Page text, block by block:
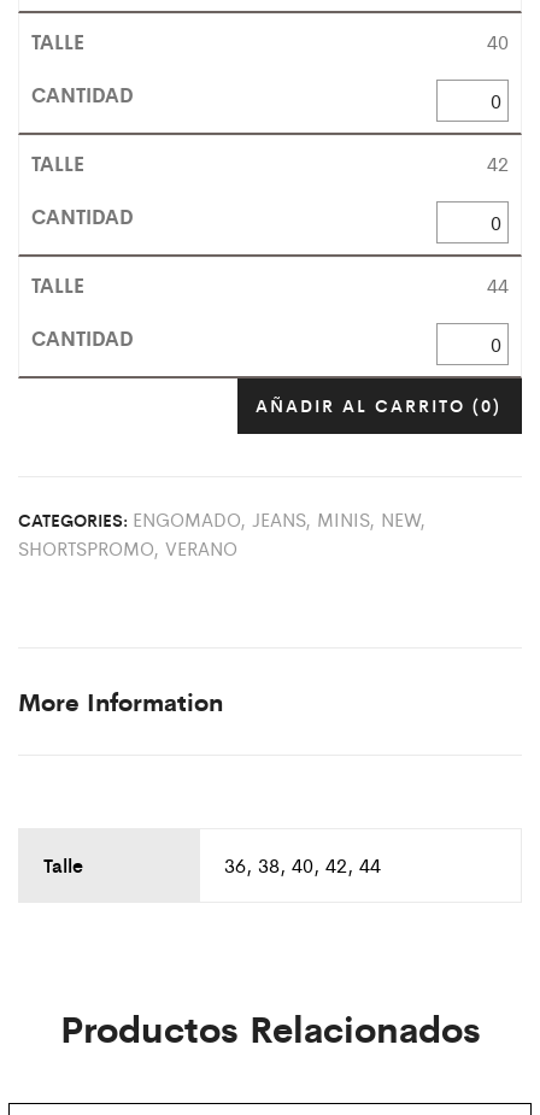
40
42
44
AÑADIR AL CARRITO (0)
CATEGORIES: ENGOMADO, JEANS, MINIS, NEW,
SHORTSPROMO, VERANO
More Information
Talle 36, 38, 40, 42, 44
Productos Relacionados